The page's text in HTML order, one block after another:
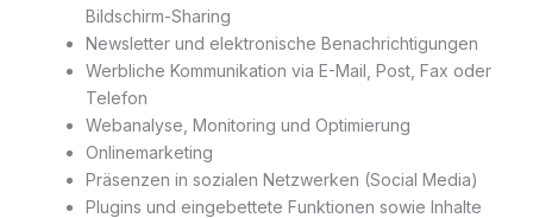
Bildschirm-Sharing
Newsletter und elektronische Benachrichtigungen
Werbliche Kommunikation via E-Mail, Post, Fax oder
Telefon
Webanalyse, Monitoring und Optimierung
Onlinemarketing
Präsenzen in sozialen Netzwerken (Social Media)
Plugins und eingebettete Funktionen sowie Inhalte